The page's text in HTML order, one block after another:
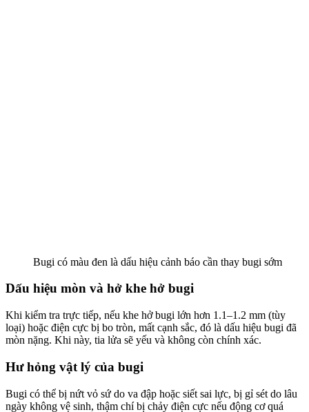
Bugi có màu đen là dấu hiệu cảnh báo cần thay bugi sớm
Dấu hiệu mòn và hở khe hở bugi
Khi kiểm tra trực tiếp, nếu khe hở bugi lớn hơn 1.1–1.2 mm (tùy
loại) hoặc điện cực bị bo tròn, mất cạnh sắc, đó là dấu hiệu bugi đã
mòn nặng. Khi này, tia lửa sẽ yếu và không còn chính xác.
Hư hỏng vật lý của bugi
Bugi có thể bị nứt vỏ sứ do va đập hoặc siết sai lực, bị gỉ sét do lâu
ngày không vệ sinh, thậm chí bị chảy điện cực nếu động cơ quá